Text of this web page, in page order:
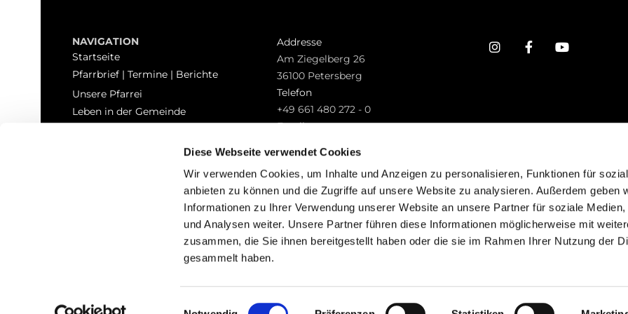
Diese Webseite verwendet Cookies
Wir verwenden Cookies, um Inhalte und Anzeigen zu personalisieren, Funktionen für
anbieten zu können und die Zugriffe auf unsere Website zu analysieren. Außerdem geben
Informationen zu Ihrer Verwendung unserer Website an unsere Partner für soziale Medien,
und Analysen weiter. Unsere Partner führen diese Informationen möglicherweise mit
zusammen, die Sie ihnen bereitgestellt haben oder die sie im Rahmen Ihrer Nutzung der
gesammelt haben.
Einwilligungsauswahl
NAVIGATION
Startseite
Pfarrbrief | Termine | Berichte
Unsere Pfarrei
Leben in der Gemeinde
Addresse
Am Ziegelberg 26
36100 Petersberg
Telefon
+49 661 480 272 - 0
Email
Impressum Datenschutzerklärung ChurchDesk-